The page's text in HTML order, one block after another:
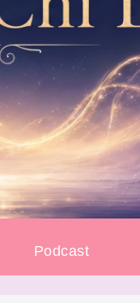
Podcast